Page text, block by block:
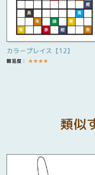
カラープレイス【12】
難易度： ★★★★
類似